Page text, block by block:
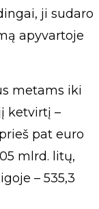
ji sudaro
apyvartoje
metams iki
ketvirtį –
pat euro
mlrd. litų,
– 535,3